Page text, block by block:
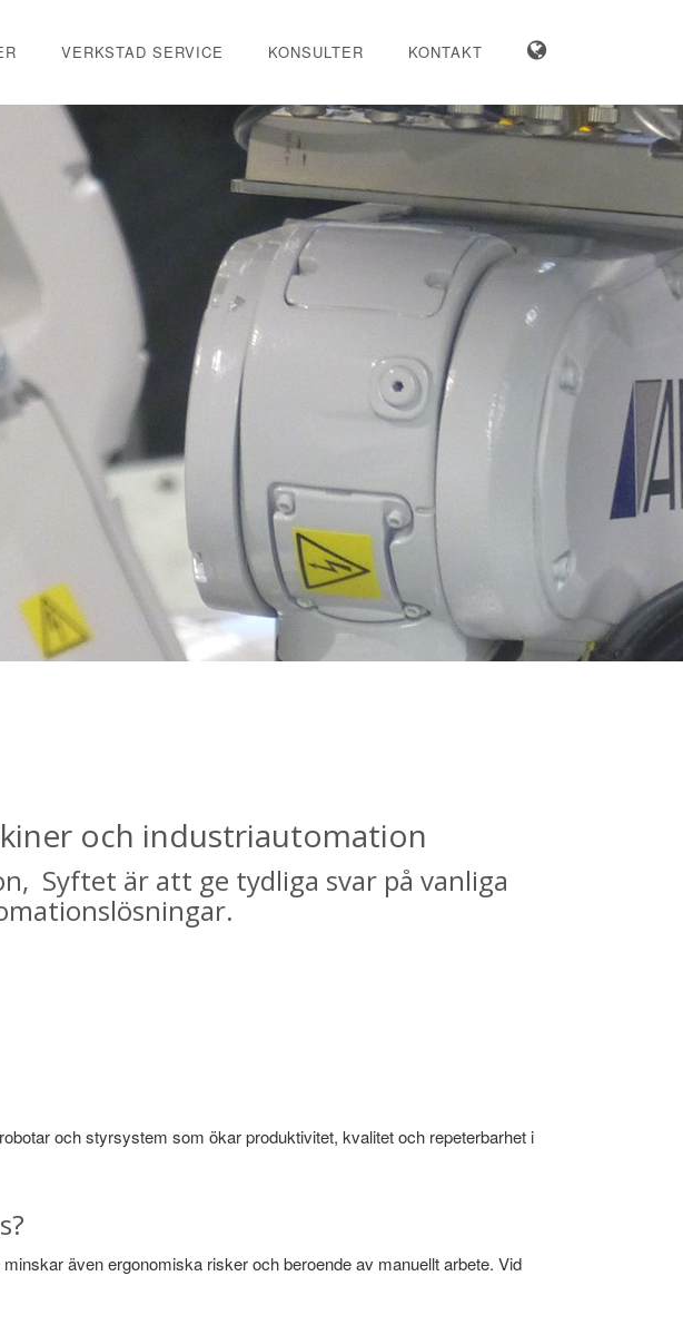
VERKSTAD SERVICE KONSULTER KONTAKT
och industriautomation
Syftet är att ge tydliga svar på vanliga
och styrsystem som ökar produktivitet, kvalitet och repeterbarhet i
även ergonomiska risker och beroende av manuellt arbete. Vid